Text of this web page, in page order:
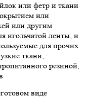
или фетр и ткани
или
или другим
игольчатой ленты, и
для прочих
ткани,
резиной,
виде